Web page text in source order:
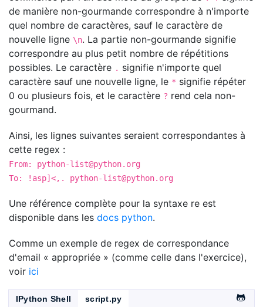
de manière non-gourmande correspondre à n'importe
quel nombre de caractères, sauf le caractère de
nouvelle ligne \n. La partie non-gourmande signifie
correspondre au plus petit nombre de répétitions
possibles. Le caractère . signifie n'importe quel
caractère sauf une nouvelle ligne, le * signifie répéter
0 ou plusieurs fois, et le caractère ? rend cela non-
gourmand.
Ainsi, les lignes suivantes seraient correspondantes à
cette regex :
From: python-list@python.org
To: !asp]<,. python-list@python.org
Une référence complète pour la syntaxe re est
disponible dans les docs python.
Comme un exemple de regex de correspondance
d'email « appropriée » (comme celle dans l'exercice),
voir ici
IPython Shell
script.py